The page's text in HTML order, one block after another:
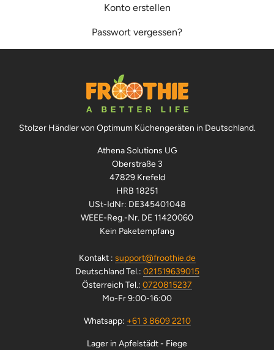
Konto erstellen
Passwort vergessen?
Stolzer Händler von Optimum Küchengeräten in Deutschland.
Athena Solutions UG
Oberstraße 3
47829 Krefeld
HRB 18251
USt-IdNr: DE345401048
WEEE-Reg.-Nr. DE 11420060
Kein Paketempfang
Kontakt : support@froothie.de
Deutschland Tel.: 021519639015
Österreich Tel.: 0720815237
Mo-Fr 9:00-16:00
Whatsapp: +61 3 8609 2210
Lager in Apfelstädt - Fiege